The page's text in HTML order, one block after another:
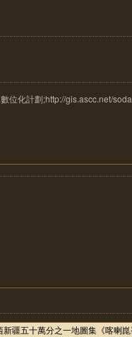
位化計劃;http://gis.ascc.net/soda